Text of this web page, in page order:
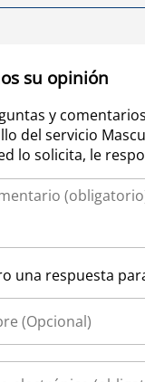
su opinión
y
del servicio
lo solicita, le
una respuesta